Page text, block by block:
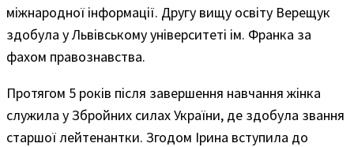
міжнародної інформації. Другу вищу освіту Верещук
здобула у Львівському університеті ім. Франка за
фахом правознавства.
Протягом 5 років після завершення навчання жінка
служила у Збройних силах України, де здобула звання
старшої лейтенантки. Згодом Ірина вступила до